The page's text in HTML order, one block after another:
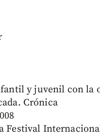
y juvenil con la
Crónica
Festival